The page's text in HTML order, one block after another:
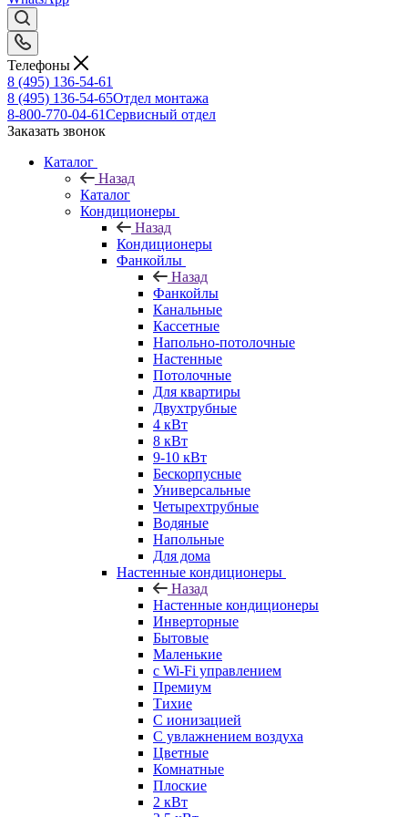
Телефоны
8 (495) 136-54-61
8 (495) 136-54-65Отдел монтажа
8-800-770-04-61Сервисный отдел
Заказать звонок
Каталог
Назад
Каталог
Кондиционеры
Назад
Кондиционеры
Фанкойлы
Назад
Фанкойлы
Канальные
Кассетные
Напольно-потолочные
Настенные
Потолочные
Для квартиры
Двухтрубные
4 кВт
8 кВт
9-10 кВт
Бескорпусные
Универсальные
Четырехтрубные
Водяные
Напольные
Для дома
Настенные кондиционеры
Назад
Настенные кондиционеры
Инверторные
Бытовые
Маленькие
с Wi-Fi управлением
Премиум
Тихие
С ионизацией
С увлажнением воздуха
Цветные
Комнатные
Плоские
2 кВт